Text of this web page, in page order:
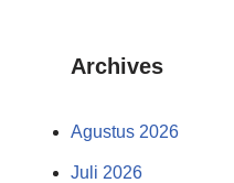
Archives
Agustus 2026
Juli 2026